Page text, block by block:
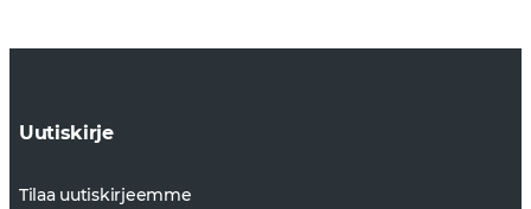
Uutiskirje
Tilaa uutiskirjeemme